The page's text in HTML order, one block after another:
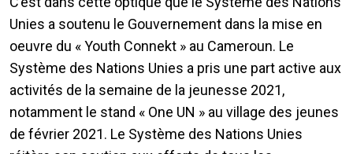
Unies a soutenu le Gouvernement dans la mise en
oeuvre du « Youth Connekt » au Cameroun. Le
Système des Nations Unies a pris une part active aux
activités de la semaine de la jeunesse 2021,
notamment le stand « One UN » au village des jeunes
de février 2021. Le Système des Nations Unies